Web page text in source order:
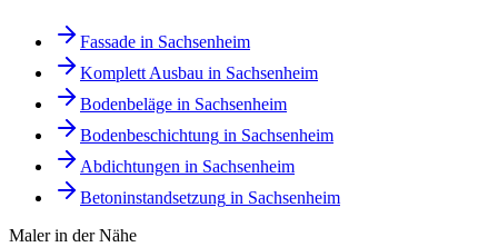
Fassade in Sachsenheim
Komplett Ausbau in Sachsenheim
Bodenbeläge in Sachsenheim
Bodenbeschichtung in Sachsenheim
Abdichtungen in Sachsenheim
Betoninstandsetzung in Sachsenheim
Malerin der Nähe